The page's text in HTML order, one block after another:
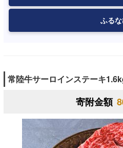
ふる
常陸牛サーロインステーキ
寄附金額